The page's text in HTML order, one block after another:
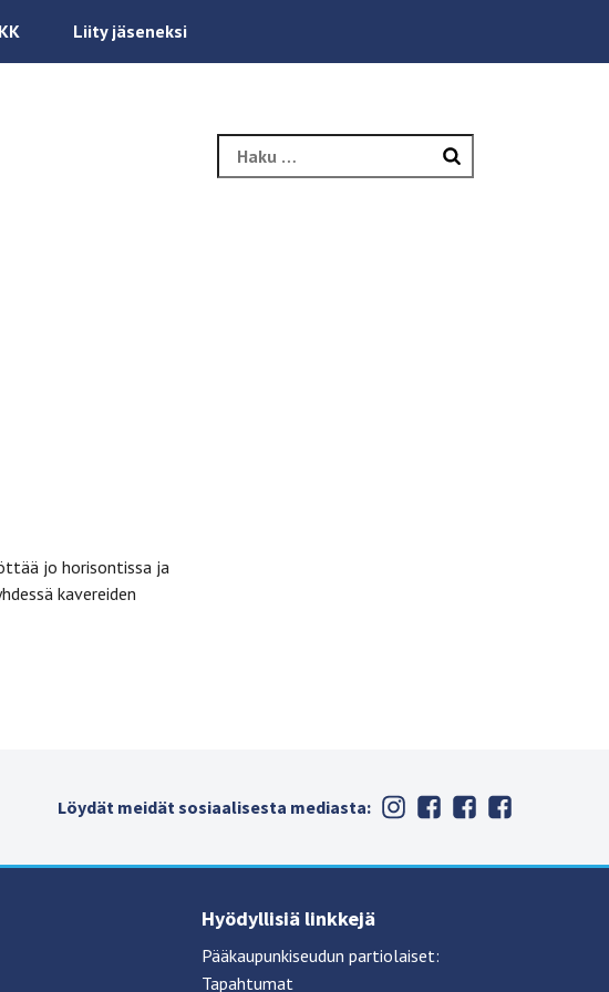
Liity jäseneksi
jo horisontissa ja
kavereiden
Haku:
Löydät meidät sosiaalisesta mediasta:
Hyödyllisiä linkkejä
Pääkaupunkiseudun partiolaiset:
Tapahtumat